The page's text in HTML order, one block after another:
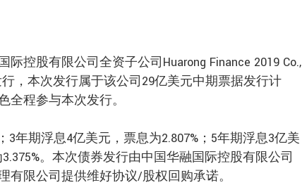
际控股有限公司全资子公司Huarong Finance 2019 Co.,
，本次发行属于该公司29亿美元中期票据发行计
程参与本次发行。
年期浮息4亿美元，票息为2.807%；5年期浮息3亿美
。本次债券发行由中国华融国际控股有限公司
限公司提供维好协议/股权回购承诺。